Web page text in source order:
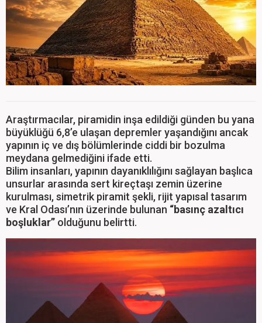
Araştırmacılar, piramidin inşa edildiği günden bu yana
büyüklüğü 6,8’e ulaşan depremler yaşandığını ancak
yapının iç ve dış bölümlerinde ciddi bir bozulma
meydana gelmediğini ifade etti.
Bilim insanları, yapının dayanıklılığını sağlayan başlıca
unsurlar arasında sert kireçtaşı zemin üzerine
kurulması, simetrik piramit şekli, rijit yapısal tasarım
ve Kral Odası’nın üzerinde bulunan “basınç azaltıcı
boşluklar” olduğunu belirtti.